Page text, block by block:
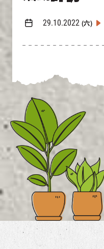
29.10.2022 (六)